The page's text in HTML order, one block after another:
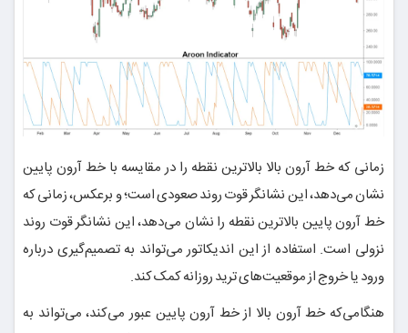
زمانی که خط آرون بالا بالاترین نقطه را در مقایسه با خط آرون پایین
نشان می‌دهد، این نشانگر قوت روند صعودی است؛ و برعکس، زمانی که
خط آرون پایین بالاترین نقطه را نشان می‌دهد، این نشانگر قوت روند
نزولی است. استفاده از این اندیکاتور می‌تواند به تصمیم‌گیری درباره
ورود یا خروج از موقعیت‌های ترید روزانه کمک کند.
هنگامی‌که خط آرون بالا از خط آرون پایین عبور می‌کند، می‌تواند به